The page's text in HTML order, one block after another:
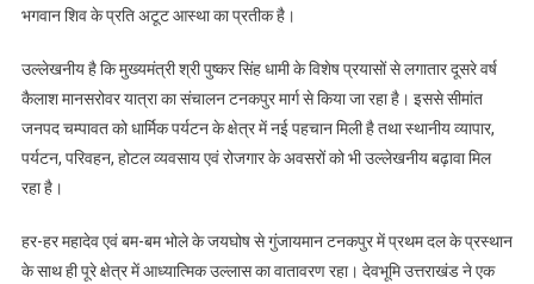
भगवान शिव के प्रति अटूट आस्था का प्रतीक है।
उल्लेखनीय है कि मुख्यमंत्री श्री पुष्कर सिंह धामी के विशेष प्रयासों से लगातार दूसरे वर्ष
कैलाश मानसरोवर यात्रा का संचालन टनकपुर मार्ग से किया जा रहा है। इससे सीमांत
जनपद चम्पावत को धार्मिक पर्यटन के क्षेत्र में नई पहचान मिली है तथा स्थानीय व्यापार,
पर्यटन, परिवहन, होटल व्यवसाय एवं रोजगार के अवसरों को भी उल्लेखनीय बढ़ावा मिल
रहा है।
हर-हर महादेव एवं बम-बम भोले के जयघोष से गुंजायमान टनकपुर में प्रथम दल के प्रस्थान
के साथ ही पूरे क्षेत्र में आध्यात्मिक उल्लास का वातावरण रहा। देवभूमि उत्तराखंड ने एक